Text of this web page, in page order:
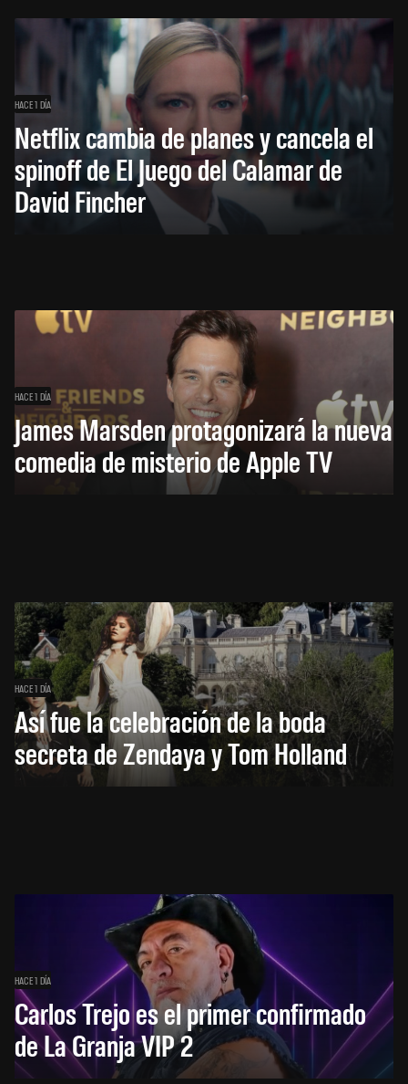
HACE 1 DÍA
Netflix cambia de planes y cancela el
spinoff de El Juego del Calamar de
David Fincher
HACE 1 DÍA
James Marsden protagonizará la nueva
comedia de misterio de Apple TV
HACE 1 DÍA
Así fue la celebración de la boda
secreta de Zendaya y Tom Holland
HACE 1 DÍA
Carlos Trejo es el primer confirmado
de La Granja VIP 2